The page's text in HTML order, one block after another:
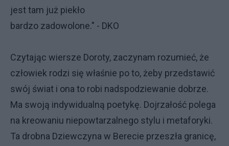
jest tam już piekło
bardzo zadowolone." - DKO
Czytając wiersze Doroty, zaczynam rozumieć, że
człowiek rodzi się właśnie po to, żeby przedstawić
swój świat i ona to robi nadspodziewanie dobrze.
Ma swoją indywidualną poetykę. Dojrzałość polega
na kreowaniu niepowtarzalnego stylu i metaforyki.
Ta drobna Dziewczyna w Berecie przeszła granicę,